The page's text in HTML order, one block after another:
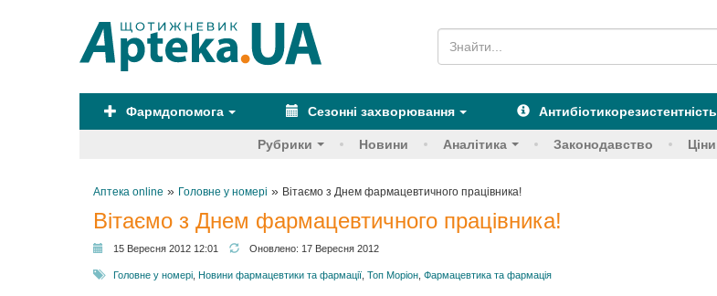
Фармдопомога Сезонні захворювання Антибіотикорезистентність
Рубрики Новини Аналітика Законодавство Ціни
Аптека online » Головне у номері » Вітаємо з Днем фармацевтичного працівника!
Вітаємо з Днем фармацевтичного працівника!
15 Вересня 2012 12:01 Оновлено: 17 Вересня 2012
Головне у номері Новини фармацевтики та фармації Топ Моріон Фармацевтика та фармація